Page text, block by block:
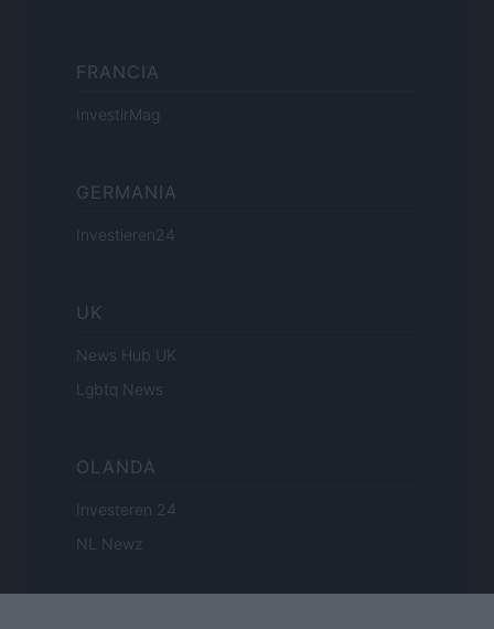
FRANCIA
InvestirMag
GERMANIA
Investieren24
UK
News Hub UK
Lgbtq News
OLANDA
Investeren 24
NL Newz